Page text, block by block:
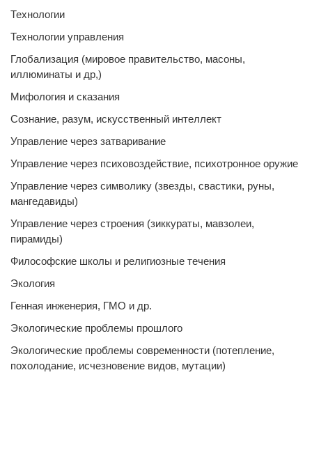
Технологии
Технологии управления
Глобализация (мировое правительство, масоны,
иллюминаты и др,)
Мифология и сказания
Сознание, разум, искусственный интеллект
Управление через затваривание
Управление через психовоздействие, психотронное оружие
Управление через символику (звезды, свастики, руны,
мангедавиды)
Управление через строения (зиккураты, мавзолеи,
пирамиды)
Философские школы и религиозные течения
Экология
Генная инженерия, ГМО и др.
Экологические проблемы прошлого
Экологические проблемы современности (потепление,
похолодание, исчезновение видов, мутации)